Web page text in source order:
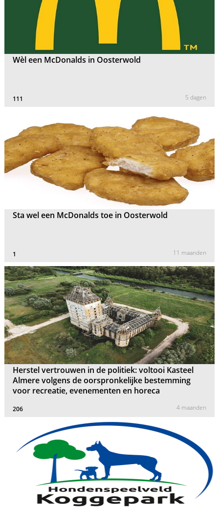
Wèl een McDonalds in Oosterwold
111 5 dagen
Sta wel een McDonalds toe in Oosterwold
1 11 maanden
Herstel vertrouwen in de politiek: voltooi Kasteel
Almere volgens de oorspronkelijke bestemming
voor recreatie, evenementen en horeca
206 4 maanden